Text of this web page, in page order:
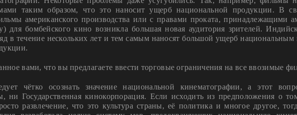
таким образом, что это наносит ущерб национальной продукции. В
американского производства или с правами проката, принадлежащими
для бомбейского кино возникла большая новая аудитория зрителей.
в течение нескольких лет и тем самым наносят большой ущерб
вами, что вы предлагаете ввести торговые ограничения на все ввозимые
чётко осознать значение национальной кинематографии, а этот
ни Государственная кинокорпорация. Если исходить из предположения о
развлечение, что это культура страны, её политика и многое другое,